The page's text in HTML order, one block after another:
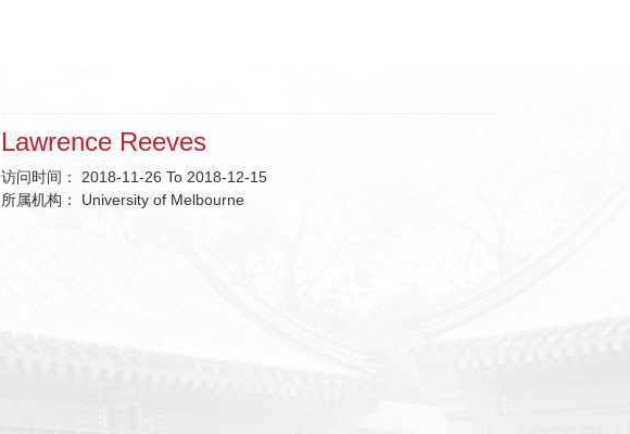
Lawrence Reeves
访问时间：
2018-11-26 To 2018-12-15
所属机构：
University of Melbourne